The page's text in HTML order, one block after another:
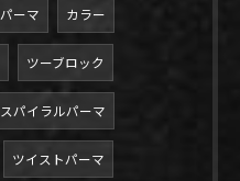
パーマ カラー
ツーブロック
スパイラルパーマ
ツイストパーマ